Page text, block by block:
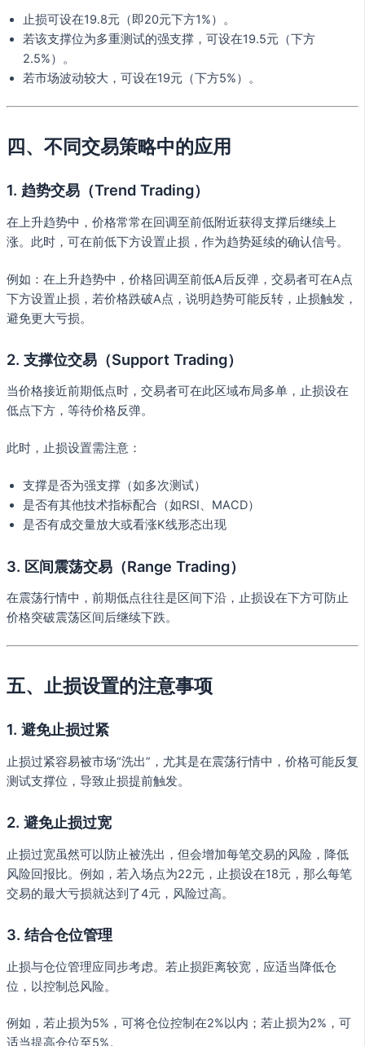
止损可设在19.8元（即20元下方1%）。
若该支撑位为多重测试的强支撑，可设在19.5元（下方
2.5%）。
若市场波动较大，可设在19元（下方5%）。
四、不同交易策略中的应用
1. 趋势交易（Trend Trading）
在上升趋势中，价格常常在回调至前低附近获得支撑后继续上
涨。此时，可在前低下方设置止损，作为趋势延续的确认信号。
例如：在上升趋势中，价格回调至前低A后反弹，交易者可在A点
下方设置止损，若价格跌破A点，说明趋势可能反转，止损触发，
避免更大亏损。
2. 支撑位交易（Support Trading）
当价格接近前期低点时，交易者可在此区域布局多单，止损设在
低点下方，等待价格反弹。
此时，止损设置需注意：
支撑是否为强支撑（如多次测试）
是否有其他技术指标配合（如RSI、MACD）
是否有成交量放大或看涨K线形态出现
3. 区间震荡交易（Range Trading）
在震荡行情中，前期低点往往是区间下沿，止损设在下方可防止
价格突破震荡区间后继续下跌。
五、止损设置的注意事项
1. 避免止损过紧
止损过紧容易被市场“洗出”，尤其是在震荡行情中，价格可能反复
测试支撑位，导致止损提前触发。
2. 避免止损过宽
止损过宽虽然可以防止被洗出，但会增加每笔交易的风险，降低
风险回报比。例如，若入场点为22元，止损设在18元，那么每笔
交易的最大亏损就达到了4元，风险过高。
3. 结合仓位管理
止损与仓位管理应同步考虑。若止损距离较宽，应适当降低仓
位，以控制总风险。
例如，若止损为5%，可将仓位控制在2%以内；若止损为2%，可
适当提高仓位至5%。